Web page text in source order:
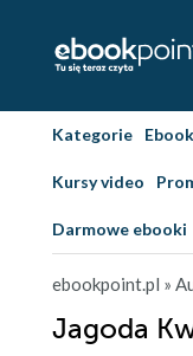
Kategorie
Kursy video
Darmowe ebooki
ebookpoint.pl »
Jagoda